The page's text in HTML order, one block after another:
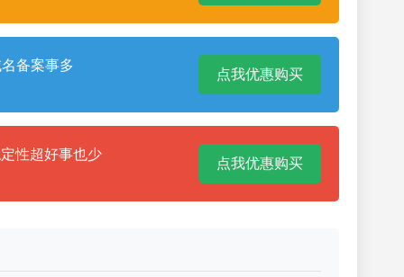
备案事多
点我优惠购买
性超好事也少
点我优惠购买